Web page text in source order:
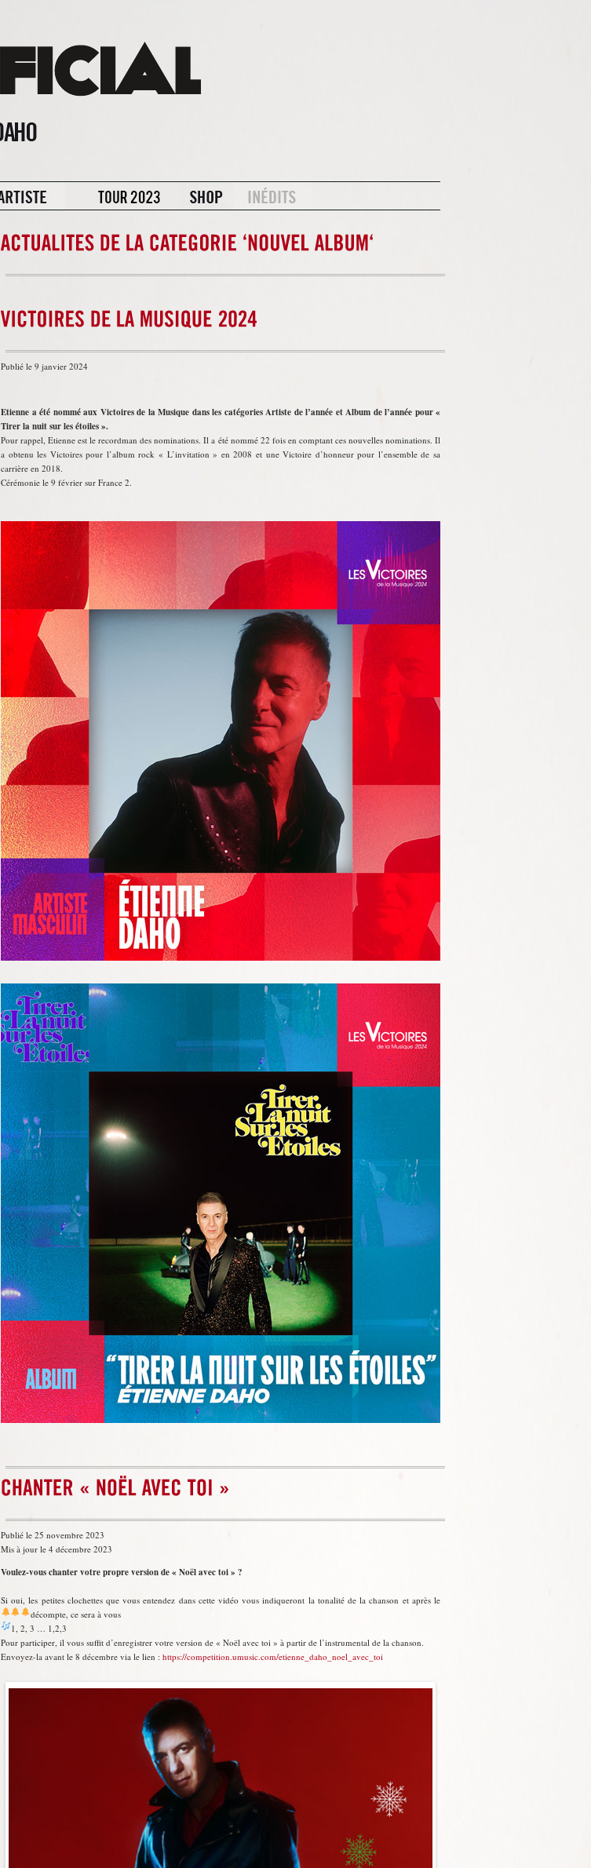
Publié le 9 janvier 2024
Etienne a été nommé aux Victoires de la Musique dans les catégories Artiste de l’année et Album de l’année pour «
Tirer la nuit sur les étoiles ».
Pour rappel, Etienne est le recordman des nominations. Il a été nommé 22 fois en comptant ces nouvelles nominations. Il
a obtenu les Victoires pour l’album rock « L’invitation » en 2008 et une Victoire d’honneur pour l’ensemble de sa
carrière en 2018.
Cérémonie le 9 février sur France 2.
Publié le 25 novembre 2023
Mis à jour le 4 décembre 2023
Voulez-vous chanter votre propre version de « Noël avec toi » ?
Si oui, les petites clochettes que vous entendez dans cette vidéo vous indiqueront la tonalité de la chanson et après le
décompte, ce sera à vous
1, 2, 3 … 1,2,3
Pour participer, il vous suffit d’enregistrer votre version de « Noël avec toi » à partir de l’instrumental de la chanson.
Envoyez-la avant le 8 décembre via le lien : https://competition.umusic.com/etienne_daho_noel_avec_toi